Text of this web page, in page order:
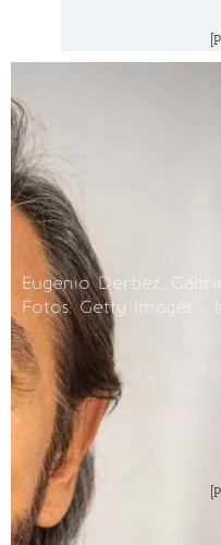
Eugenio Derbez,
Fotos: Getty Images -